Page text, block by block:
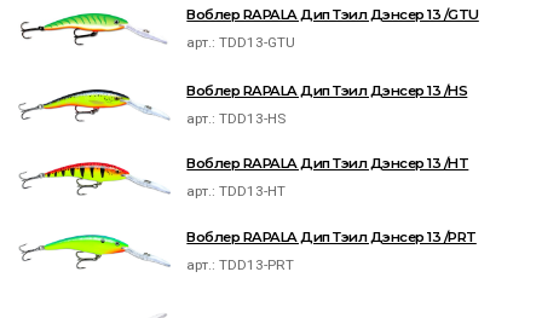
Воблер RAPALA Дип Тэил Дэнсер 13 /GTU
арт.:TDD13-GTU
Воблер RAPALA Дип Тэил Дэнсер 13 /HS
арт.:TDD13-HS
Воблер RAPALA Дип Тэил Дэнсер 13 /HT
арт.:TDD13-HT
Воблер RAPALA Дип Тэил Дэнсер 13 /PRT
арт.:TDD13-PRT